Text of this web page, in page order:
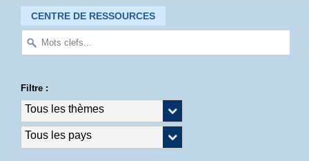
CENTRE DE RESSOURCES
Filtre :